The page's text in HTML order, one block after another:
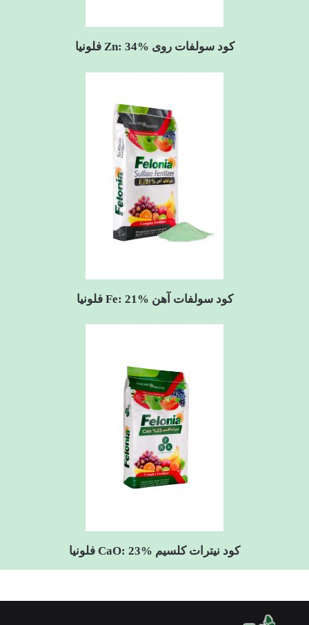
کود سولفات روی Zn: 34% فلونیا
کود سولفات آهن Fe: 21% فلونیا
کود نیترات کلسیم CaO: 23% فلونیا